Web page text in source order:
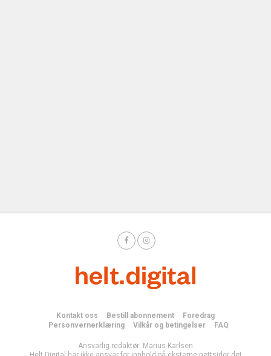
Kontakt oss Bestill abonnement
Foredrag
Personvernerklæring
Vilkår og betingelser FAQ
Ansvarlig redaktør: Marius Karlsen